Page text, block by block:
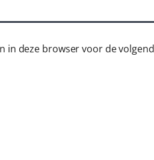
in deze browser voor de